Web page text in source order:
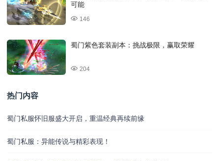
可能
146
蜀门紫色套装副本：挑战极限，赢取荣耀
204
热门内容
蜀门私服怀旧服盛大开启，重温经典再续前缘
蜀门私服：异能传说与精彩表现！